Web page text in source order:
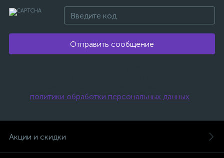
Отправить сообщение
политики обработки персональных данных
Акции и скидки